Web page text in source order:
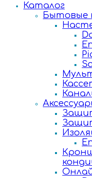
Каталог
Бытовые